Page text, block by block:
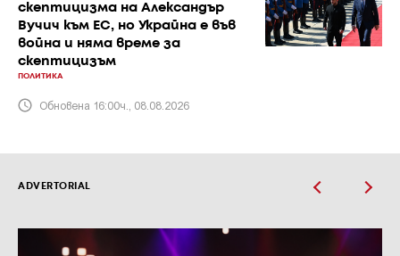
скептицизма на Александър
Вучич към ЕС, но Украйна е във
война и няма време за
скептицизъм
ПОЛИТИКА
Обновена 16:00ч., 08.08.2026
ADVERTORIAL